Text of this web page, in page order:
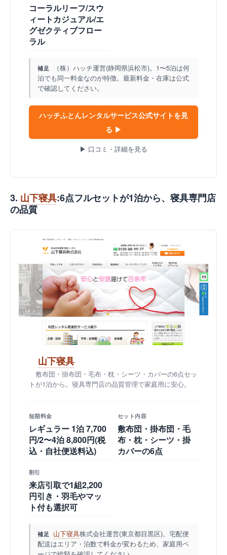
コーラルリーフ/スウ
ィートカジュアル/エ
グゼクティブフロー
ラル
補足
（株）ハッチ運営(静岡県浜松市)。1〜5泊は何
泊でも同一料金なのが特徴。最新料金・在庫は公式
で確認してください。
ハッチふとんレンタルサービス公式サイトを見
る ▶
▶ 口コミ・詳細を見る
3. 山下寝具:6点フルセットが1泊から、寝具専門店
の品質
山下寝具
敷布団・掛布団・毛布・枕・シーツ・カバーの6点セッ
トが1泊から。寝具専門店の品質管理で家庭用に安心。
短期料金
レギュラー 1泊 7,700
円/2〜4泊 8,800円(税
込・自社便送料込)
セット内容
敷布団・掛布団・毛
布・枕・シーツ・掛
カバーの6点
割引
来店引取で1組2,200
円引き・羽毛やマッ
ト付も選択可
補足 山下寝具株式会社運営(東京都目黒区)。宅配便
配送はエリア・泊数で料金が変わるため、家庭用ペ